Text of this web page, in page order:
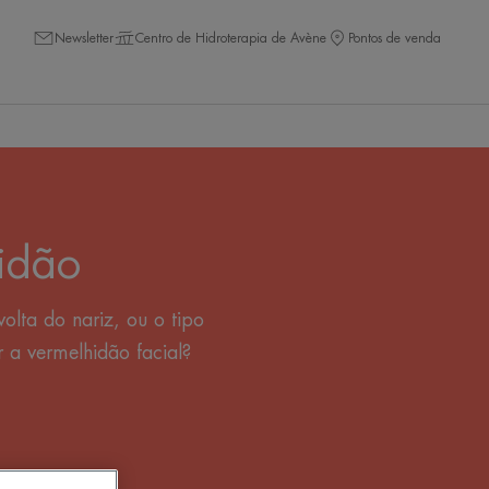
Newsletter Centro de Hidroterapia de Avène Pontos de venda
do nariz, ou o tipo
vermelhidão facial?